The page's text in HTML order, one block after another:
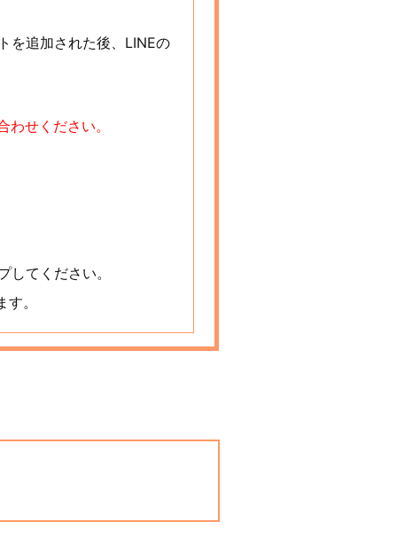
を追加された後、LINEの
せください。
てください。
。